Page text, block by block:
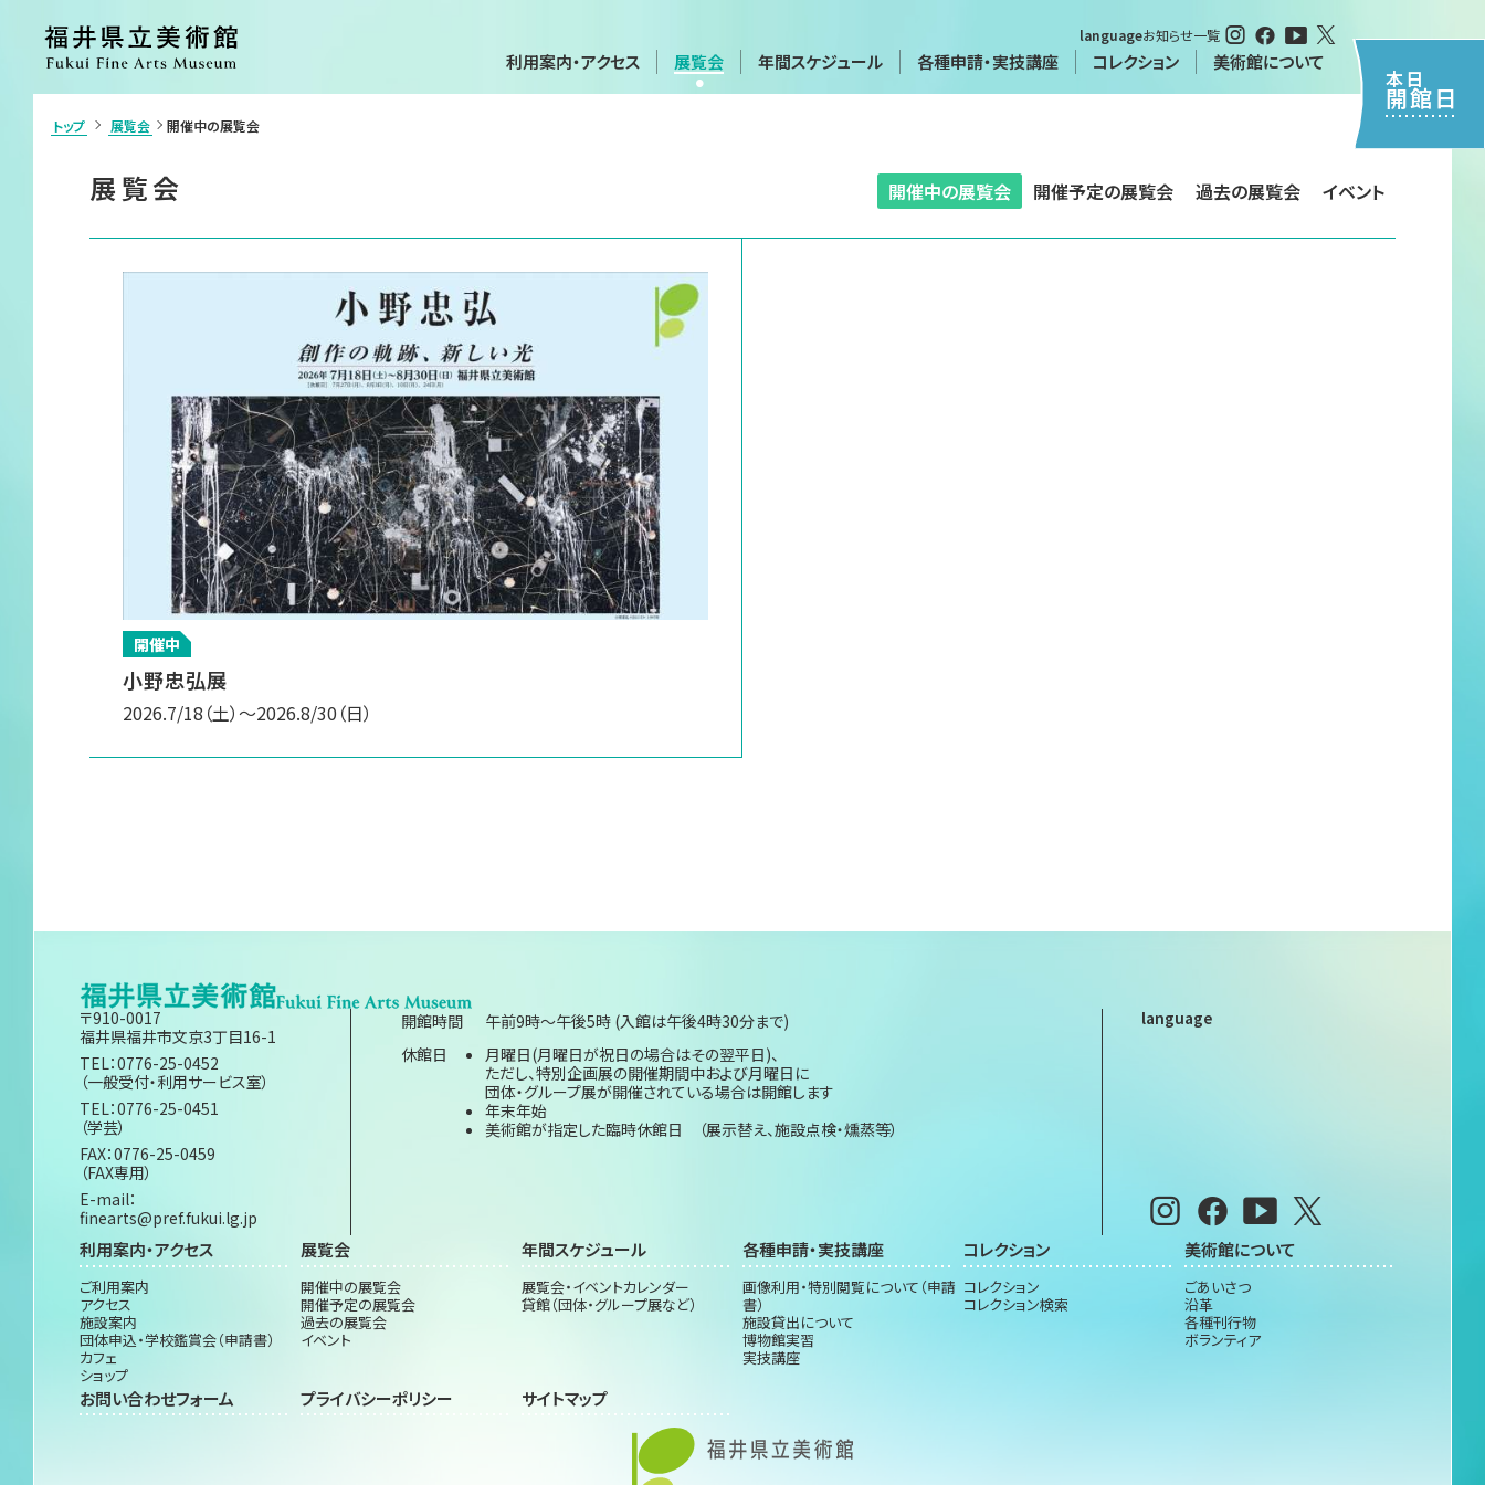
利用案内・アクセス 展覧会 年間スケジュール 各種申請・実技講座 コレクション 美術館について
languageお知らせ一覧
本日
開館日
ご利用案内
団体申込・学校鑑賞会（申請書）
イベント
画像利用・特別閲覧について（申請書）
コレクション
コレクション検索
美術館について
ごあいさつ
沿革
各種刊行物
ボランティア
サイトマップ
トップ 展覧会 開催中の展覧会
展覧会 開催中の展覧会 開催予定の展覧会 過去の展覧会 イベント
開催中
小野忠弘展
2026.7/18 （土） ～2026.8/30 （日）
〒910-0017
福井県福井市文京3丁目16-1
TEL：0776-25-0452
（一般受付・利用サービス室）
TEL：0776-25-0451
（学芸）
FAX：0776-25-0459
（FAX専用）
E-mail：
finearts@pref.fukui.lg.jp
開館時間
午前9時～午後5時 (入館は午後4時30分まで)
休館日
月曜日(月曜日が祝日の場合はその翌平日)、
ただし、特別企画展の開催期間中および月曜日に
団体・グループ展が開催されている場合は開館します
年末年始
美術館が指定した臨時休館日 （展示替え、施設点検・燻蒸等）
language
利用案内・アクセス
ご利用案内
アクセス
施設案内
団体申込・学校鑑賞会（申請書）
カフェ
ショップ
展覧会
開催中の展覧会
開催予定の展覧会
過去の展覧会
イベント
年間スケジュール
展覧会・イベントカレンダー
貸館（団体・グループ展など）
各種申請・実技講座
画像利用・特別閲覧について（申請
書）
施設貸出について
博物館実習
実技講座
コレクション
コレクション
コレクション検索
美術館について
ごあいさつ
沿革
各種刊行物
ボランティア
お問い合わせフォーム プライバシーポリシー サイトマップ